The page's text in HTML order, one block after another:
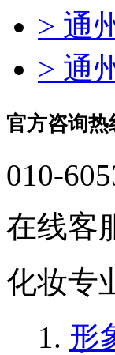
> 通
> 通
官方咨询热
010-
在线客
化妆专
形